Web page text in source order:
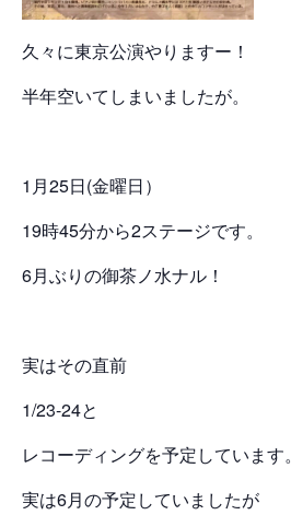
久々に東京公演やりますー！
半年空いてしまいましたが。
1月25日(金曜日）
19時45分から2ステージです。
6月ぶりの御茶ノ水ナル！
実はその直前
1/23-24と
レコーディングを予定しています。
実は6月の予定していましたが